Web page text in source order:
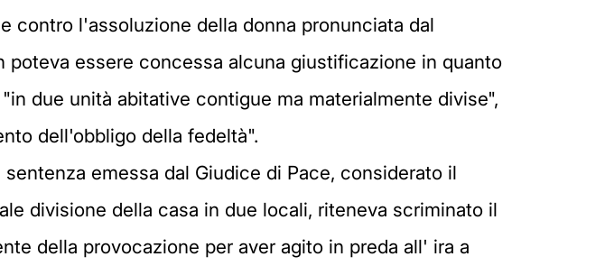
contro l'assoluzione della donna pronunciata dal
poteva essere concessa alcuna giustificazione in quanto
due unità abitative contigue ma materialmente divise",
dell'obbligo della fedeltà".
emessa dal Giudice di Pace, considerato il
divisione della casa in due locali, riteneva scriminato il
della provocazione per aver agito in preda all' ira a